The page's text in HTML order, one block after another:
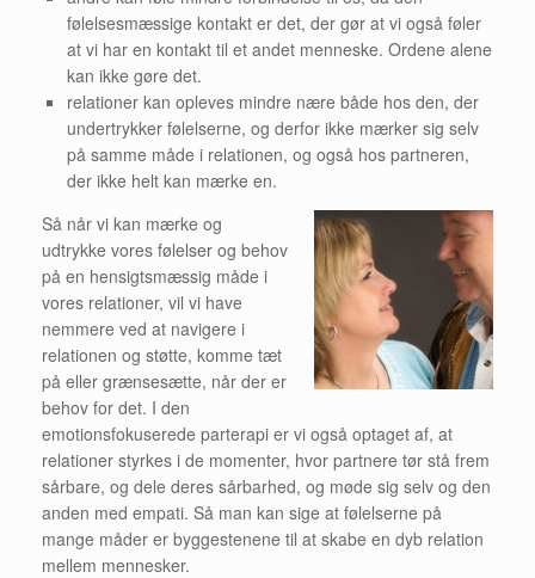
følelsesmæssige kontakt er det, der gør at vi også føler
at vi har en kontakt til et andet menneske. Ordene alene
kan ikke gøre det.
relationer kan opleves mindre nære både hos den, der
undertrykker følelserne, og derfor ikke mærker sig selv
på samme måde i relationen, og også hos partneren,
der ikke helt kan mærke en.
Så når vi kan mærke og
udtrykke vores følelser og behov
på en hensigtsmæssig måde i
vores relationer, vil vi have
nemmere ved at navigere i
relationen og støtte, komme tæt
på eller grænsesætte, når der er
behov for det. I den
emotionsfokuserede parterapi er vi også optaget af, at
relationer styrkes i de momenter, hvor partnere tør stå frem
sårbare, og dele deres sårbarhed, og møde sig selv og den
anden med empati. Så man kan sige at følelserne på
mange måder er byggestenene til at skabe en dyb relation
mellem mennesker.